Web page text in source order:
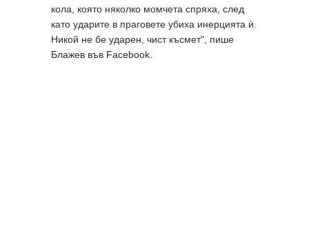
кола, която няколко момчета спряха, след
като ударите в праговете убиха инерцията ѝ.
Никой не бе ударен, чист късмет", пише
Блажев във Facebook.